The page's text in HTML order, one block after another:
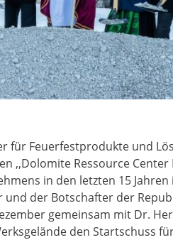
für Feuerfestprodukte und
,,Dolomite Ressource Center
in den letzten 15
der Botschafter der
gemeinsam mit Dr.
den Startschuss